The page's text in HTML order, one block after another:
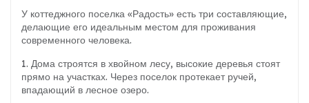
У коттеджного поселка «Радость» есть три составляющие,
делающие его идеальным местом для проживания
современного человека.
1. Дома строятся в хвойном лесу, высокие деревья стоят
прямо на участках. Через поселок протекает ручей,
впадающий в лесное озеро.